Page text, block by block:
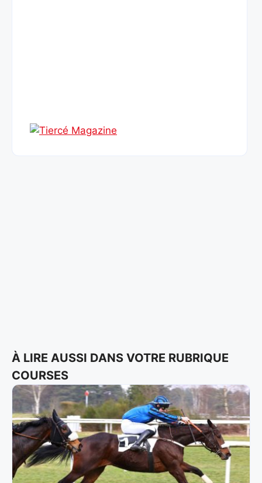
À LIRE AUSSI DANS VOTRE RUBRIQUE
COURSES